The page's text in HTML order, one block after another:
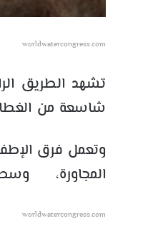
worldwatercongress.com
تشهد الطريق
شاسعة من
وتعمل فرق
المجاورة،
worldwatercongress.com